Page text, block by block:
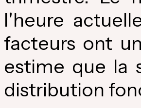
l'heure
facteurs ont
estime que la
distribution